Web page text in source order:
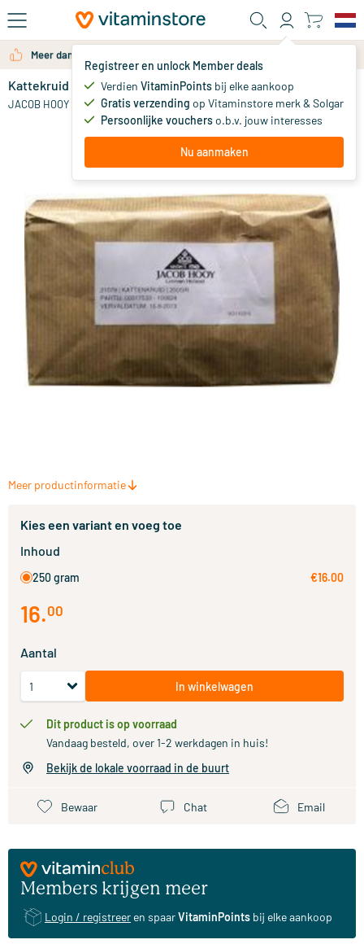
Ga naar de hoofdinhoud
Registreer en unlock Member deals
Verdien VitaminPoints bij elke aankoop
Gratis verzending op Vitaminstore merk & Solgar
Persoonlijke voucherso.b.v. jouw interesses
Nu aanmaken
Meer dan 325.000 tevreden klanten per jaar
Kattekruid
JACOB HOOY 16.
Meer productinformatie
Kies een variant en voeg toe
Inhoud
250 gram €16.00
16.00
Aantal
In winkelwagen
Dit product is op voorraad
Vandaag besteld, over 1-2 werkdagen in huis!
Bekijk de lokale voorraad in de buurt
Bewaar Chat Email
Members krijgen meer
Login / registreer en spaarVitaminPoints bij elke aankoop